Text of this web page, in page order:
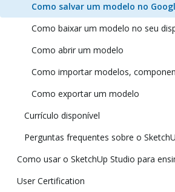
Como salvar um modelo no
Como baixar um modelo no seu
Como abrir um modelo
Como importar modelos,
Como exportar um modelo
Currículo disponível
Perguntas frequentes sobre o
Como usar o SketchUp Studio para
User Certification